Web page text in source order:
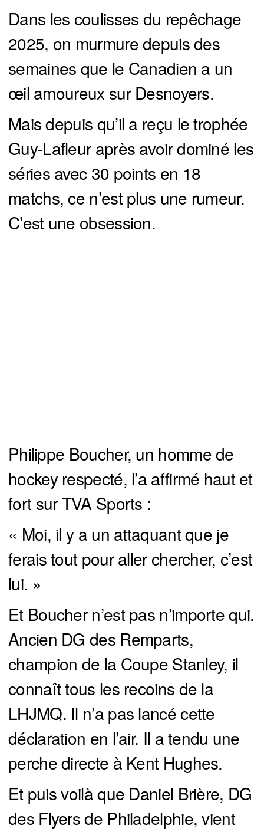
Dans les coulisses du repêchage
2025, on murmure depuis des
semaines que le Canadien a un
œil amoureux sur Desnoyers.
Mais depuis qu’il a reçu le trophée
Guy-Lafleur après avoir dominé les
séries avec 30 points en 18
matchs, ce n’est plus une rumeur.
C’est une obsession.
Philippe Boucher, un homme de
hockey respecté, l’a affirmé haut et
fort sur TVA Sports :
« Moi, il y a un attaquant que je
ferais tout pour aller chercher, c’est
lui. »
Et Boucher n’est pas n’importe qui.
Ancien DG des Remparts,
champion de la Coupe Stanley, il
connaît tous les recoins de la
LHJMQ. Il n’a pas lancé cette
déclaration en l’air. Il a tendu une
perche directe à Kent Hughes.
Et puis voilà que Daniel Brière, DG
des Flyers de Philadelphie, vient